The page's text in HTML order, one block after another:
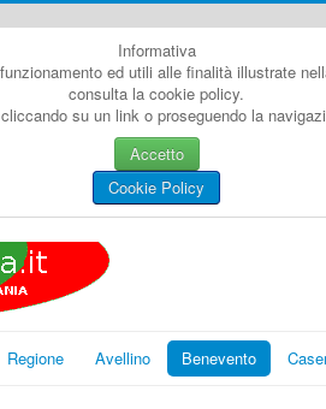
Informativa
ed utili alle finalità illustrate
consulta la cookie policy.
su un link o proseguendo la
Accetto
Cookie Policy
Regione Avellino Benevento